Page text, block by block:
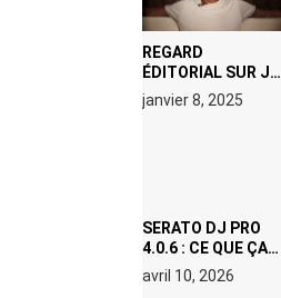
REGARD
ÉDITORIAL SUR JE
M’APPELLE TIM
(NETFLIX) : AVICII,
janvier 8, 2025
SERATO DJ PRO
4.0.6 : CE QUE ÇA
CHANGE, MÊME SI
VOUS N’ÊTES NI
avril 10, 2026